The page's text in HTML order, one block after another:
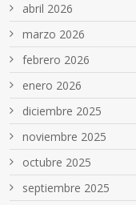
abril 2026
marzo 2026
febrero 2026
enero 2026
diciembre 2025
noviembre 2025
octubre 2025
septiembre 2025